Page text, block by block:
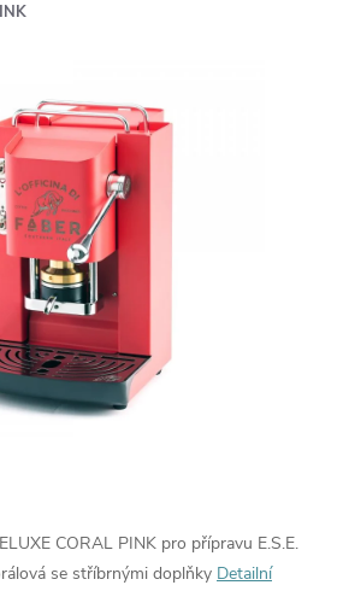
CORAL PINK pro přípravu E.S.E.
se stříbrnými doplňky Detailní